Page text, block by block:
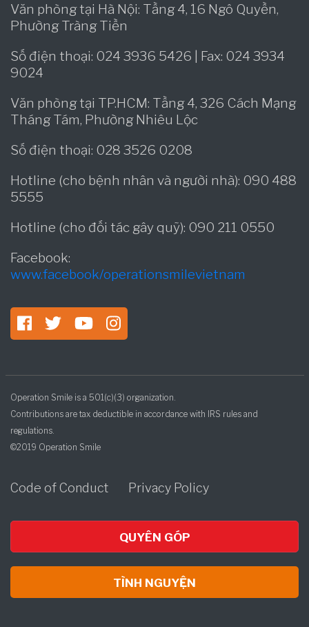
Văn phòng tại Hà Nội: Tầng 4, 16 Ngô Quyền,
Phường Tràng Tiền
Số điện thoại: 024 3936 5426 | Fax: 024 3934
9024
Văn phòng tại TP.HCM: Tầng 4, 326 Cách Mạng
Tháng Tám, Phường Nhiêu Lộc
Số điện thoại: 028 3526 0208
Hotline (cho bệnh nhân và người nhà): 090 488
5555
Hotline (cho đối tác gây quỹ): 090 211 0550
Facebook:
www.facebook/operationsmilevietnam
Operation Smile is a 501(c)(3) organization.
Contributions are tax deductible in accordance with IRS rules and
regulations.
©2019 Operation Smile
Code of Conduct Privacy Policy
QUYÊN GÓP
TÌNH NGUYỆN